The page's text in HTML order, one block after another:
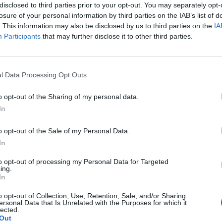
to third parties prior to your opt-out. You may separately
of your personal information by third parties on the IAB’s list of
This information may also be disclosed by us to third parties on the
Participants that may further disclose it to other third parties.
Data Processing Opt Outs
opt-out of the Sharing of my personal data.
opt-out of the Sale of my Personal Data.
opt-out of processing my Personal Data for Targeted
opt-out of Collection, Use, Retention, Sale, and/or Sharing
Data that Is Unrelated with the Purposes for which it
a giocare una finale Slam dopo
Nicola Pietrangeli e Adriano
attende il vincente dell’altra semifinale
numero uno del mondo, Novak Djokovic e
tra Italia e Inghilterra.
ridateci Bruno Pizzul!
Social impazziti ma il